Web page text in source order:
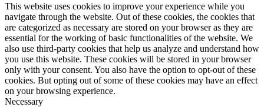
This website uses cookies to improve your experience while you
navigate through the website. Out of these cookies, the cookies that
are categorized as necessary are stored on your browser as they are
essential for the working of basic functionalities of the website. We
also use third-party cookies that help us analyze and understand how
you use this website. These cookies will be stored in your browser
only with your consent. You also have the option to opt-out of these
cookies. But opting out of some of these cookies may have an effect
on your browsing experience.
Necessary